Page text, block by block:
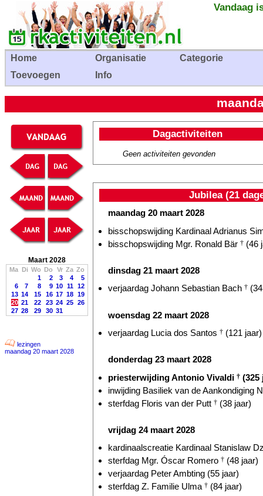
Vandaag
Home Organisatie
Categorie
Toevoegen
Info
Maart 2028
Ma Di Wo Do Vr Za Zo
1
2 3 4
5
6
7 8 9 10 11 12
13 14 15 16 17 18 19
20 21 22 23 24 25 26
27 28 29 30 31
lezingen
maandag 20 maart 2028
Dagactiviteiten
Geen activiteiten gevonden
Jubilea (21
maandag 20 maart 2028
bisschopswijding Kardinaal Adrianus
bisschopswijding Mgr. Ronald Bär † (46
dinsdag 21 maart 2028
verjaardag Johann Sebastian Bach †
woensdag 22 maart 2028
verjaardag Lucia dos Santos † (121 jaar)
donderdag 23 maart 2028
priesterwijding Antonio Vivaldi † (325
inwijding Basiliek van de Aankondiging
sterfdag Floris van der Putt † (38 jaar)
vrijdag 24 maart 2028
kardinaalscreatie Kardinaal Stanislaw
sterfdag Mgr. Óscar Romero † (48 jaar)
verjaardag Peter Ambting (55 jaar)
sterfdag Z. Familie Ulma † (84 jaar)